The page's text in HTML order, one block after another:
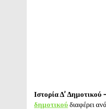
Ιστορία Δ’
δημοτικούδιαφέρει